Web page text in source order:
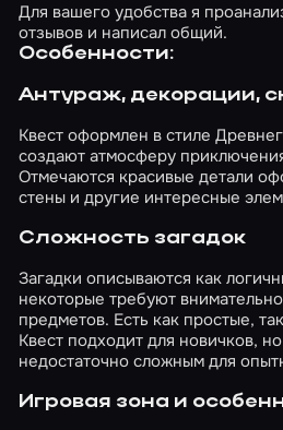
Для вашего удобства я
отзывов и написал общий.
Особенности:
Антураж, декорации,
Квест оформлен в стиле
создают атмосферу
Отмечаются красивые детали
стены и другие интересные
Сложность загадок
Загадки описываются как
некоторые требуют
предметов. Есть как простые,
Квест подходит для новичков,
недостаточно сложным для
Игровая зона и